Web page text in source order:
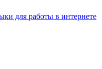
для работы в интернете